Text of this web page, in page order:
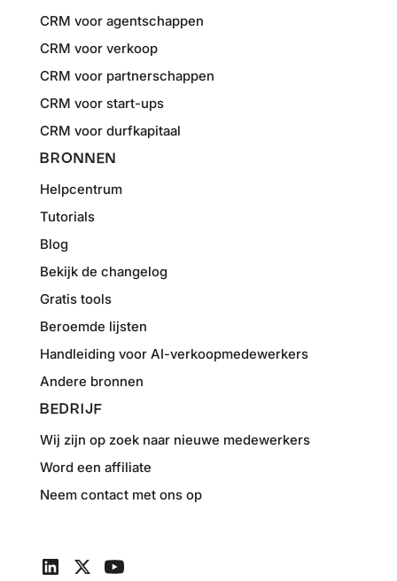
CRM voor agentschappen
CRM voor verkoop
CRM voor partnerschappen
CRM voor start-ups
CRM voor durfkapitaal
BRONNEN
Helpcentrum
Tutorials
Blog
Bekijk de changelog
Gratis tools
Beroemde lijsten
Handleiding voor AI-verkoopmedewerkers
Andere bronnen
BEDRIJF
Wij zijn op zoek naar nieuwe medewerkers
Word een affiliate
Neem contact met ons op